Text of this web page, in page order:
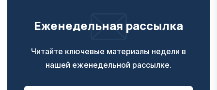
Еженедельная рассылка
Читайте ключевые материалы недели в
нашей еженедельной рассылке.